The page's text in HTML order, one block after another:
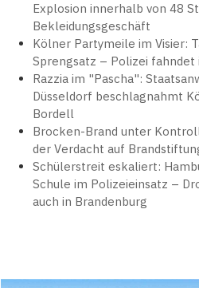
Explosion innerhalb von 48
Bekleidungsgeschäft
Kölner Partymeile im Visier:
Sprengsatz – Polizei fahndet
Razzia im "Pascha":
Düsseldorf beschlagnahmt
Bordell
Brocken-Brand unter
der Verdacht auf
Schülerstreit eskaliert:
Schule im Polizeieinsatz –
auch in Brandenburg